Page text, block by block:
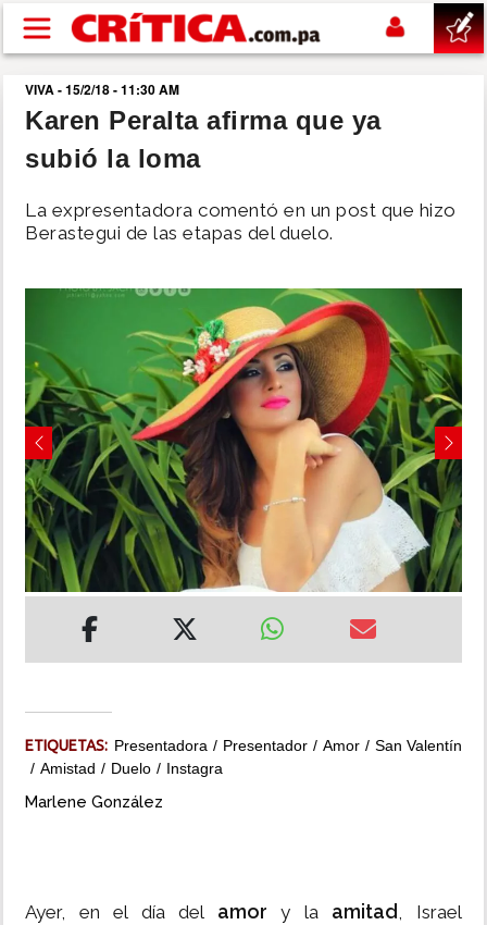
Pasar al contenido principal
buscar
SUCESOS
NACIONAL
SHOW
DEPORTES
MUNDO
INSÓLITAS
MULTIMEDIA
VIVA - 15/2/18 - 11:30 AM
Karen Peralta afirma que ya
subió la loma
La expresentadora comentó en un post que hizo
Berastegui de las etapas del duelo.
Previous Next
ETIQUETAS: Presentadora Presentador Amor
San Valentín
Amistad
Duelo Instagra
Marlene González
Ayer, en el día del amor y la amitad , Israel